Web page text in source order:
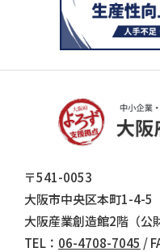
〒541-0053
大阪市中央区本町1-4-5
大阪産業創造館2階（公
TEL： 06-4708-7045 /